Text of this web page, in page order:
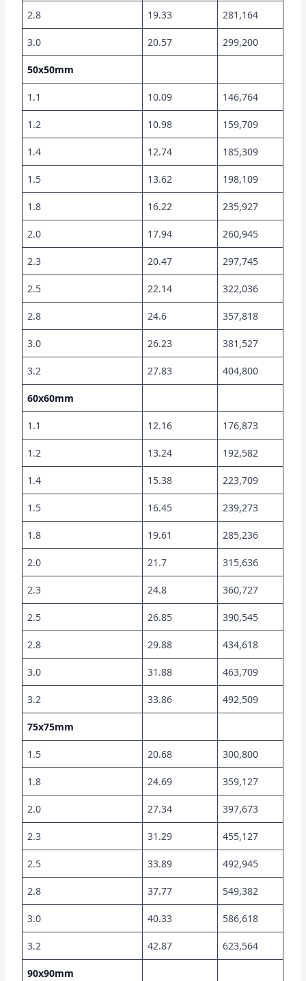
2.8 19.33 281,164
3.0 20.57 299,200
50x50mm
1.1 10.09 146,764
1.2 10.98 159,709
1.4 12.74 185,309
1.5 13.62 198,109
1.8 16.22 235,927
2.0 17.94 260,945
2.3 20.47 297,745
2.5 22.14 322,036
2.8 24.6 357,818
3.0 26.23 381,527
3.2 27.83 404,800
60x60mm
1.1 12.16 176,873
1.2 13.24 192,582
1.4 15.38 223,709
1.5 16.45 239,273
1.8 19.61 285,236
2.0 21.7 315,636
2.3 24.8 360,727
2.5 26.85 390,545
2.8 29.88 434,618
3.0 31.88 463,709
3.2 33.86 492,509
75x75mm
1.5 20.68 300,800
1.8 24.69 359,127
2.0 27.34 397,673
2.3 31.29 455,127
2.5 33.89 492,945
2.8 37.77 549,382
3.0 40.33 586,618
3.2 42.87 623,564
90x90mm